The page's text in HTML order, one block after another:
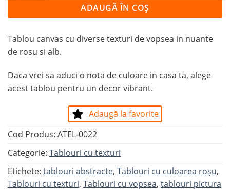
ADAUGĂ ÎN COȘ
Tablou canvas cu diverse texturi de vopsea in nuante
de rosu si alb.
Daca vrei sa aduci o nota de culoare in casa ta, alege
acest tablou pentru un decor vibrant.
Adaugă la favorite
Cod Produs: ATEL-0022
Categorie: Tablouri cu texturi
Etichete: tablouri abstracte, Tablouri cu culoarea roșu,
Tablouri cu texturi, Tablouri cu vopsea, tablouri pictura